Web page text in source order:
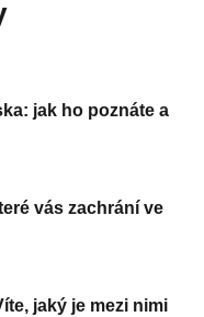
jak ho poznáte a
vás zachrání ve
jaký je mezi nimi